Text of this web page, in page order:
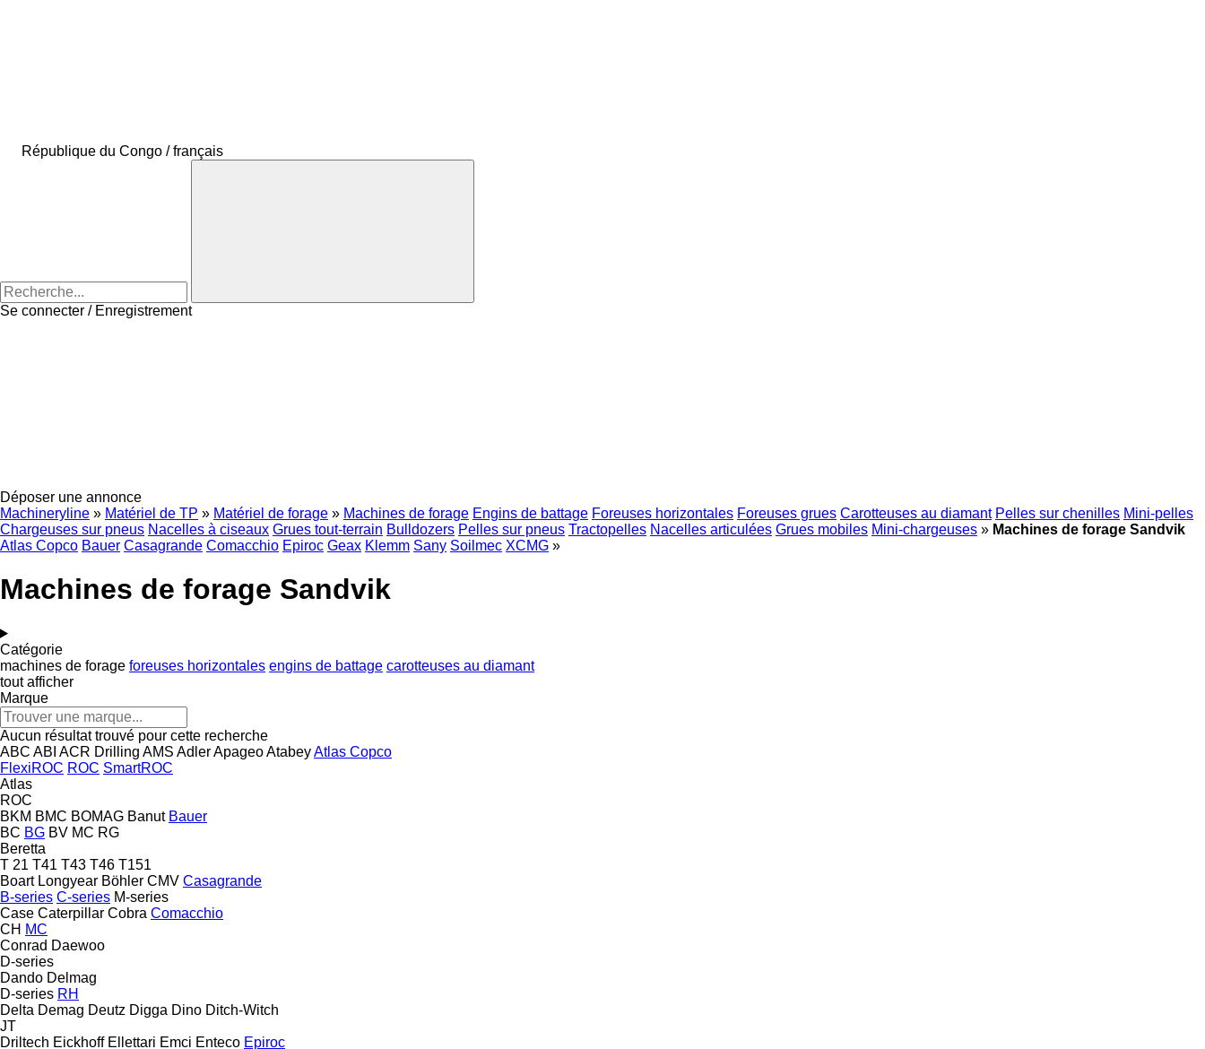
République du Congo / français
Se connecter / Enregistrement
Déposer une annonce
Machineryline » Matériel de TP » Matériel de forage » Machines de forage Engins de battage Foreuses horizontales Foreuses grues Carotteuses au diamant Pelles sur chenilles Mini-pelles
Chargeuses sur pneus Nacelles à ciseaux Grues tout-terrain Bulldozers Pelles sur pneus Tractopelles Nacelles articulées Grues mobiles Mini-chargeuses » Machines de forage Sandvik
Atlas Copco Bauer Casagrande Comacchio Epiroc Geax Klemm Sany Soilmec XCMG »
Machines de forage Sandvik
Catégorie
machines de forage foreuses horizontales engins de battage carotteuses au diamant
tout afficher
Marque
Aucun résultat trouvé pour cette recherche
ABC ABI ACR Drilling AMS AdlerApageoAtabeyAtlas Copco
FlexiROC ROC SmartROC
Atlas
ROC
BKM BMC BOMAG Banut Bauer
BC BG BV MC RG
Beretta
T 21 T41 T43 T46 T151
Boart Longyear Böhler CMV Casagrande
B-series C-series M-series
Case Caterpillar Cobra Comacchio
CH MC
Conrad Daewoo
D-series
Dando Delmag
D-series RH
Delta Demag Deutz Digga Dino Ditch-Witch
JT
Driltech Eickhoff Ellettari Emci Enteco Epiroc